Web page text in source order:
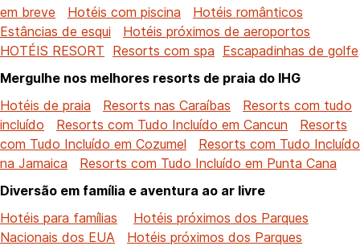
em breve
Hotéis com piscina
Hotéis românticos
Estâncias de esqui
Hotéis próximos de aeroportos
HOTÉIS RESORT Resorts com spa Escapadinhas de golfe
Mergulhe nos melhores resorts de praia do IHG
Hotéis de praia
Resorts nas Caraíbas
Resorts com tudo
incluído
Resorts com Tudo Incluído em Cancun
Resorts
com Tudo Incluído em Cozumel
Resorts com Tudo Incluído
na Jamaica
Resorts com Tudo Incluído em Punta Cana
Diversão em família e aventura ao ar livre
Hotéis para famílias
Hotéis próximos dos Parques
Nacionais dos EUA
Hotéis próximos dos Parques